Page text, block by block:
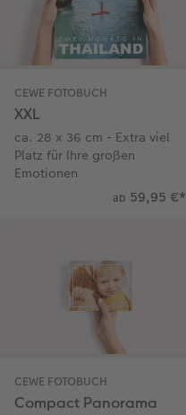
CEWE FOTOBUCH
XXL
ca. 28 x 36 cm - Extra viel
Platz für Ihre großen
Emotionen
ab 59,95 €*
CEWE FOTOBUCH
Compact Panorama